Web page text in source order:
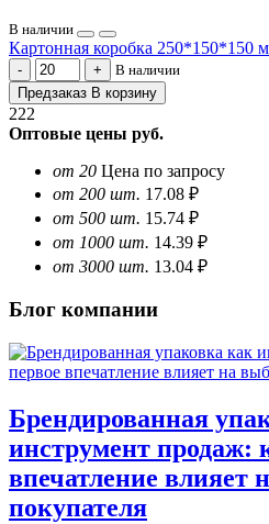
В наличии
Картонная коробка 250*150*150
В наличии
Предзаказ В корзину
222
Оптовые цены руб.
от 20 Цена по запросу
от 200 шт. 17.08 ₽
от 500 шт. 15.74 ₽
от 1000 шт. 14.39 ₽
от 3000 шт. 13.04 ₽
Блог компании
Брендированная
инструмент продаж:
впечатление влияет
покупателя